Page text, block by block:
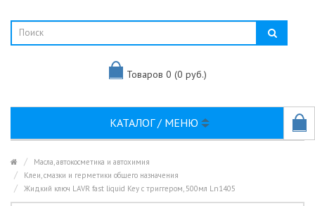
Товаров 0 (0 руб.)
КАТАЛОГ / МЕНЮ
Масла, автокосметика и автохимия
Клеи, смазки и герметики общего назначения
Жидкий ключ LAVR fast liquid Key с триггером, 500мл Ln1405